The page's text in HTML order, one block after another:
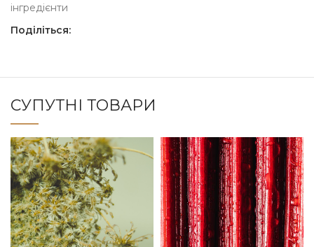
інгредієнти
Поділіться:
СУПУТНІ ТОВАРИ